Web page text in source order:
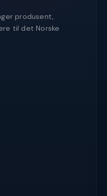
produsent,
til det Norske